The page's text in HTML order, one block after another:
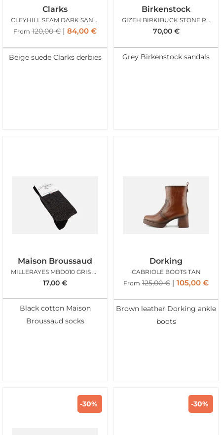
Clarks
CLEYHILL SEAM DARK SAND SUEDE
From 120,00€ 84,00 €
Beige suede Clarks derbies
Birkenstock
GIZEH BIRKIBUCK STONE REG
70,00 €
Grey Birkenstock sandals
Maison Broussaud
MILLERAYES MBD010 GRIS NOIR
17,00 €
Black cotton Maison
Broussaud socks
Dorking
CABRIOLE BOOTS TAN
From 125,00€ 105,00 €
Brown leather Dorking ankle
boots
-30% -30%